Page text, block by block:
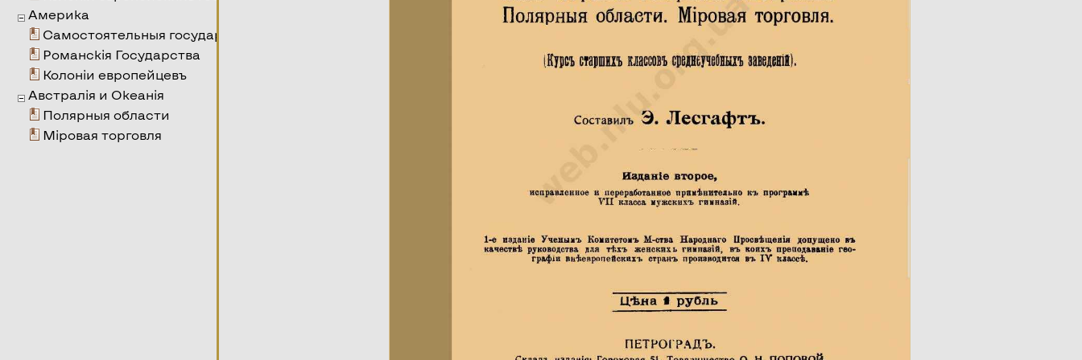
Америка
Самостоятельныя государства, основанныя европейцами
Романскія Государства
Колоніи европейцевъ
Австралія и Океанія
Полярныя области
Міровая торговля